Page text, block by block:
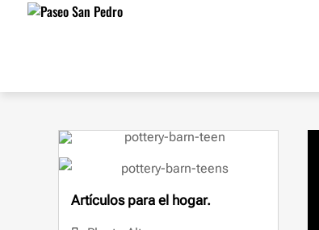
Artículos para el hogar.